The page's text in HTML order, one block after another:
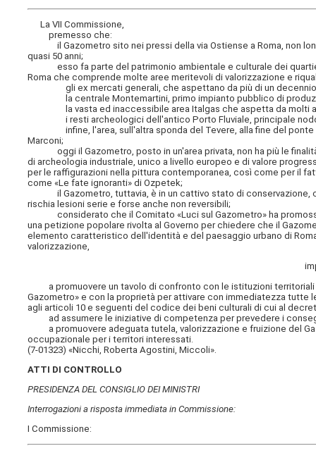
La VII Commissione,
premesso che:
il Gazometro sito nei pressi della via Ostiense a Roma, non
quasi 50 anni;
esso fa parte del patrimonio ambientale e culturale dei quartieri
Roma che comprende molte aree meritevoli di valorizzazione e
gli ex mercati generali, che aspettano da più di un decennio la
la centrale Montemartini, primo impianto pubblico di
la vasta ed inaccessibile area Italgas che aspetta da molti
i resti archeologici dell'antico Porto Fluviale, principale nodo
infine, l'area, sull'altra sponda del Tevere, alla fine del ponte
Marconi;
oggi il Gazometro, posto in un'area privata, non ha più le
di archeologia industriale, unico a livello europeo e di valore
per le raffigurazioni nella pittura contemporanea, così come per il
come «Le fate ignoranti» di Ozpetek;
il Gazometro, tuttavia, è in un cattivo stato di conservazione,
rischia lesioni serie e forse anche non reversibili;
considerato che il Comitato «Luci sul Gazometro» ha
una petizione popolare rivolta al Governo per chiedere che il
elemento caratteristico dell'identità e del paesaggio urbano di
valorizzazione,
a promuovere un tavolo di confronto con le istituzioni territoriali
Gazometro» e con la proprietà per attivare con immediatezza
agli articoli 10 e seguenti del codice dei beni culturali di cui al
ad assumere le iniziative di competenza per prevedere i
a promuovere adeguata tutela, valorizzazione e fruizione del
occupazionale per i territori interessati.
(7-01323) «Nicchi, Roberta Agostini, Miccoli».
ATTI DI CONTROLLO
PRESIDENZA DEL CONSIGLIO DEI MINISTRI
Interrogazioni a risposta immediata in Commissione:
I Commissione: